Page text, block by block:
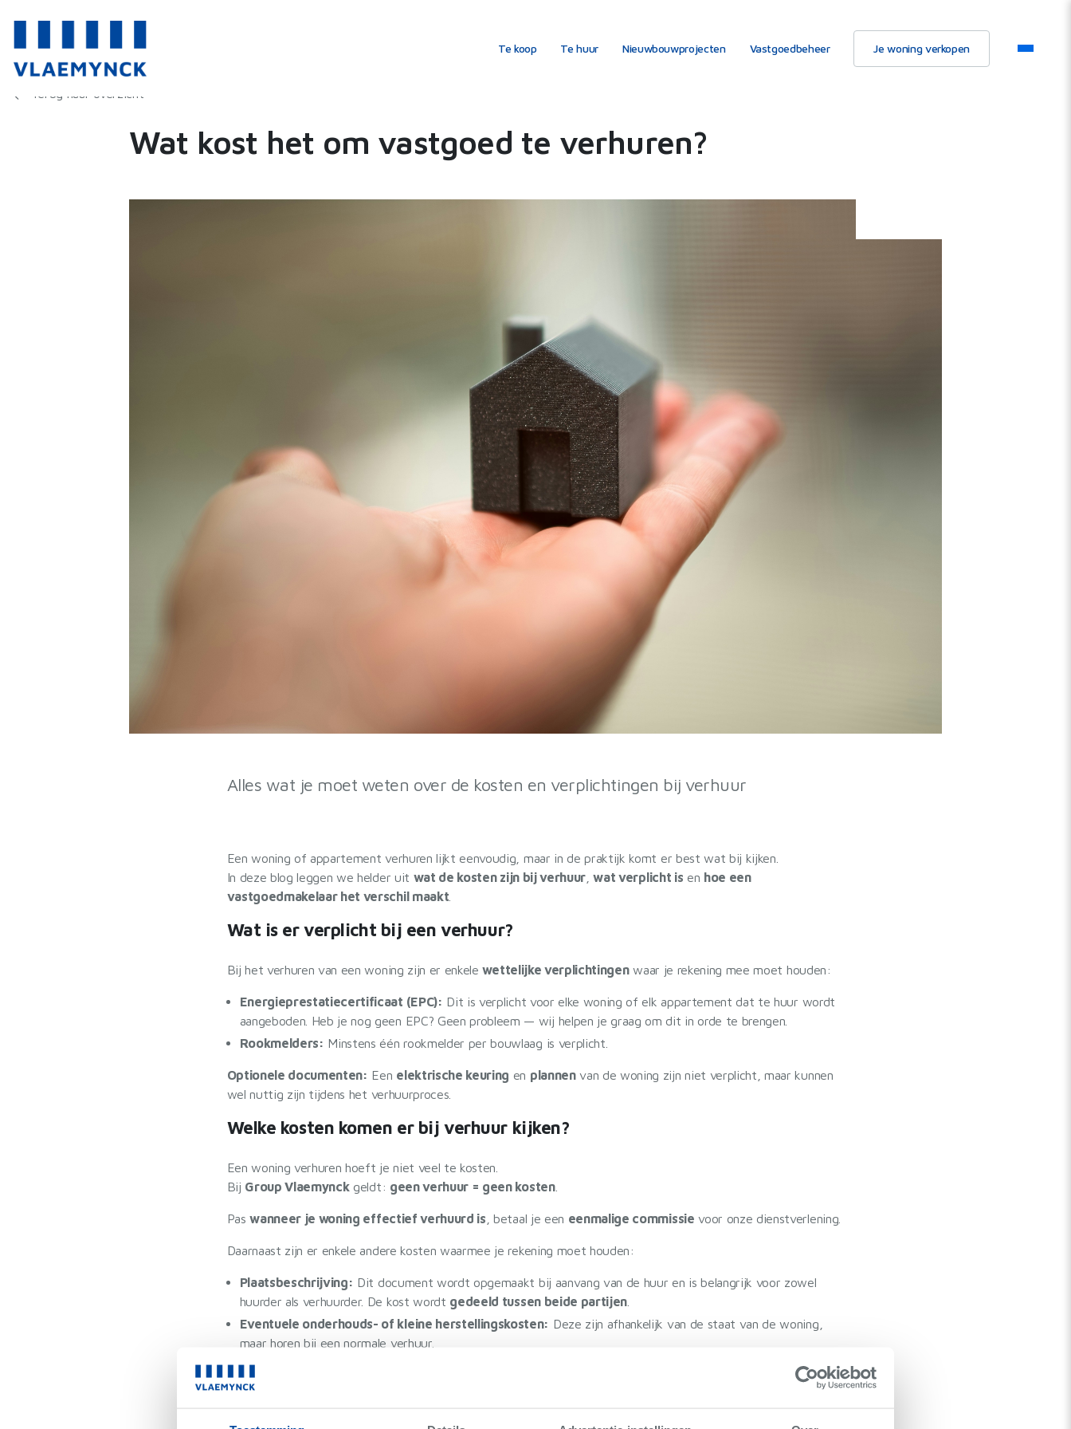
Te koop Te huur Nieuwbouwprojecten Vastgoedbeheer Je woning verkopen
Terug naar overzicht
Wat kost het om vastgoed te verhuren?
Alles wat je moet weten over de kosten en verplichtingen bij verhuur
Een woning of appartement verhuren lijkt eenvoudig, maar in de praktijk komt er best wat bij kijken.
In deze blog leggen we helder uit wat de kosten zijn bij verhuur ,wat verplicht is en hoe een
vastgoedmakelaar het verschil maakt
Wat is er verplicht bij een verhuur?
Bij het verhuren van een woning zijn er enkelewettelijke verplichtingenwaar je rekening mee moet houden:
Energieprestatiecertificaat (EPC): Dit is verplicht voor elke woning of elk appartement dat te huur wordt
aangeboden. Heb je nog geen EPC? Geen probleem — wij helpen je graag om dit in orde te brengen.
Rookmelders: Minstens één rookmelder per bouwlaag is verplicht.
Optionele documenten: Een elektrische keuring en plannenvan de woning zijn niet verplicht, maar kunnen
wel nuttig zijn tijdens het verhuurproces.
Welke kosten komen er bij verhuur kijken?
Een woning verhuren hoeft je niet veel te kosten.
Bij Group Vlaemynckgeldt: geen verhuur = geen kosten.
Paswanneer je woning effectief verhuurd is , betaal je een eenmalige commissie voor onze dienstverlening.
Daarnaast zijn er enkele andere kosten waarmee je rekening moet houden:
Plaatsbeschrijving: Dit document wordt opgemaakt bij aanvang van de huur en is belangrijk voor zowel
huurder als verhuurder. De kost wordt gedeeld tussen beide partijen
Eventuele onderhouds- of kleine herstellingskosten: Deze zijn afhankelijk van de staat van de woning,
maar horen bij een normale verhuur.
💡Goed om te weten:
geen commissie
verschuldigd